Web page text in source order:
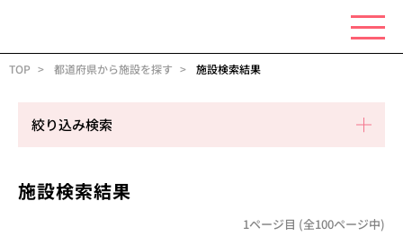
TOP 都道府県から施設を探す 施設検索結果
絞り込み検索
施設検索結果
1ページ目 (全100ページ中)